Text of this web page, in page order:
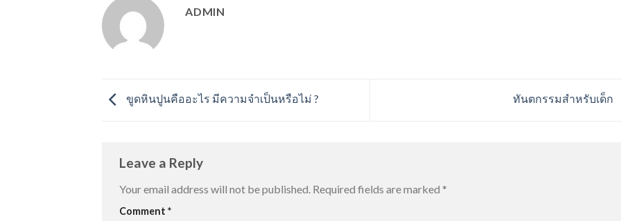
ADMIN
ขูดหินปูนคืออะไร มีความจำเป็นหรือไม่ ? ทันตกรรมสำหรับเด็ก
Leave a Reply
Your email address will not be published. Required fields are marked *
Comment *